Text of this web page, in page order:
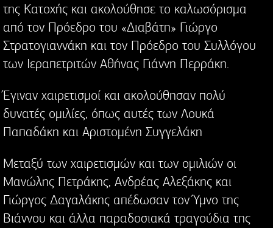
της Κατοχής και ακολούθησε το καλωσόρισμα
από τον Πρόεδρο του «Διαβάτη» Γιώργο
Στρατογιαννάκη και τον Πρόεδρο του Συλλόγου
των Ιεραπετριτών Αθήνας Γιάννη Περράκη.
Έγιναν χαιρετισμοί και ακολούθησαν πολύ
δυνατές ομιλίες, όπως αυτές των Λουκά
Παπαδάκη και Αριστομένη Συγγελάκη
Μεταξύ των χαιρετισμών και των ομιλιών οι
Μανώλης Πετράκης, Ανδρέας Αλεξάκης και
Γιώργος Δαγαλάκης απέδωσαν τον Ύμνο της
Βιάννου και άλλα παραδοσιακά τραγούδια της